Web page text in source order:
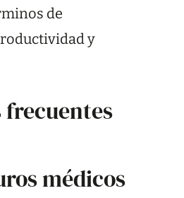
de
y
frecuentes
médicos